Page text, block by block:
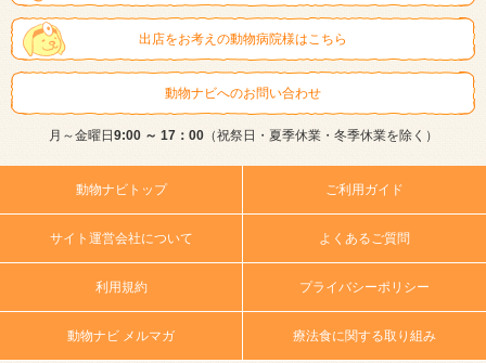
出店をお考えの動物病院様はこちら
動物ナビへのお問い合わせ
月～金曜日9:00 ～ 17：00（祝祭日・夏季休業・冬季休業を除く）
動物ナビトップ ご利用ガイド
サイト運営会社について よくあるご質問
利用規約 プライバシーポリシー
動物ナビ メルマガ 療法食に関する取り組み